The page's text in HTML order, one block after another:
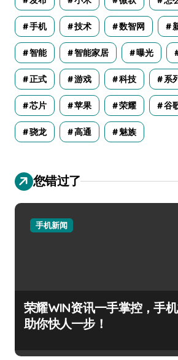
手机 技术 数智网
智能 智能家居 曝光
正式 游戏 科技 系
芯片 苹果 荣耀 谷
骁龙 高通 魅族
您错过了
手机新闻
荣耀WIN资讯一手掌控，手
助你快人一步！